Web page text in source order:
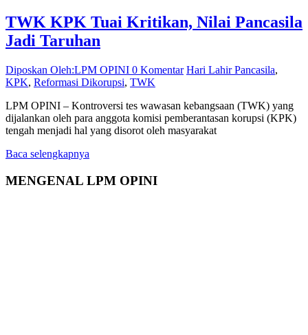
TWK KPK Tuai Kritikan, Nilai Pancasila
Jadi Taruhan
Diposkan Oleh:LPM OPINI 0 Komentar Hari Lahir Pancasila,
KPK, Reformasi Dikorupsi, TWK
LPM OPINI – Kontroversi tes wawasan kebangsaan (TWK) yang
dijalankan oleh para anggota komisi pemberantasan korupsi (KPK)
tengah menjadi hal yang disorot oleh masyarakat
Baca selengkapnya
MENGENAL LPM OPINI